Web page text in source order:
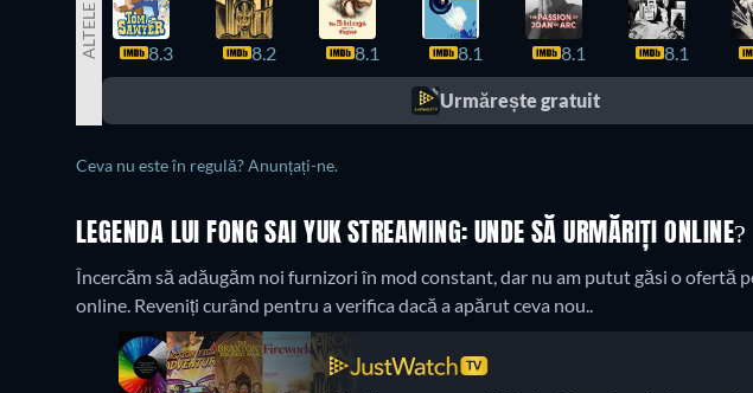
ALTELE 8.3 8.2 8.1 8.1 8.1 8.1
Urmărește gratuit
Ceva nu este în regulă? Anunțați-ne.
LEGENDA LUI FONG SAI YUK STREAMING: UNDE SĂ URMĂRIȚI ONLINE?
Încercăm să adăugăm noi furnizori în mod constant, dar nu am putut găsi o ofertă
online. Reveniți curând pentru a verifica dacă a apărut ceva nou..